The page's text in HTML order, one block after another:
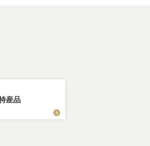
産品